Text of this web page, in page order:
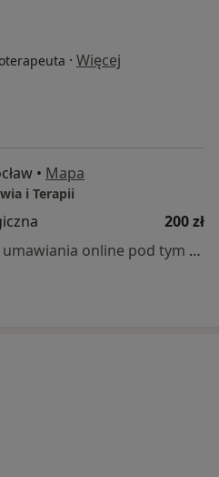
· Więcej
• Mapa
i Terapii
200 zł
Specjalista nie oferuje umawiania online pod tym adresem.